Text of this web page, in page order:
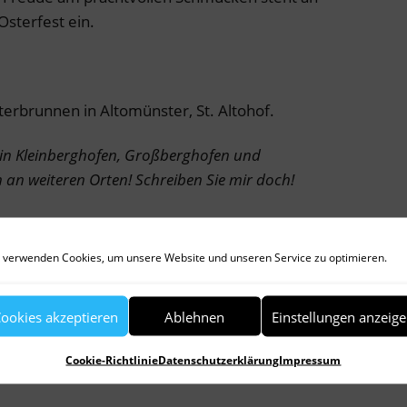
verwenden Cookies, um unsere Website und unseren Service zu optimieren.
akzeptieren Ablehnen Einstellungen
Cookie-RichtlinieDatenschutzerklärungImpressum
ein.
in Altomünster, St. Altohof.
Kleinberghofen, Großberghofen und
weiteren Orten! Schreiben Sie mir doch!